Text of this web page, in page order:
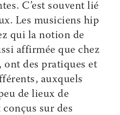
C’est souvent lié
Les musiciens hip
qui la notion de
affirmée que chez
ont des pratiques et
auxquels
de lieux de
sur des